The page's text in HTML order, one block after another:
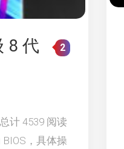
8 代
2
总计 4539 阅读
，具体操